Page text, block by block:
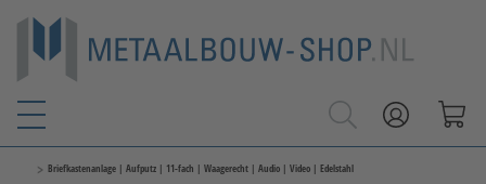
> Briefkastenanlage | Aufputz | 11-fach | Waagerecht | Audio | Video | Edelstahl